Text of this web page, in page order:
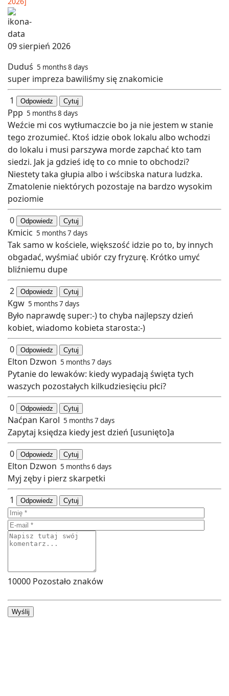
09 sierpień 2026
Duduś 5 months 8 days
super impreza bawiliśmy się znakomicie
1
Odpowiedz Cytuj
Ppp 5 months 8 days
Weźcie mi cos wytłumaczcie bo ja nie jestem w stanie
tego zrozumieć. Ktoś idzie obok lokalu albo wchodzi
do lokalu i musi parszywa morde zapchać kto tam
siedzi. Jak ja gdzieś idę to co mnie to obchodzi?
Niestety taka głupia albo i wścibska natura ludzka.
Zmatolenie niektórych pozostaje na bardzo wysokim
poziomie
0
Odpowiedz Cytuj
Kmicic 5 months 7 days
Tak samo w kościele, większość idzie po to, by innych
obgadać, wyśmiać ubiór czy fryzurę. Krótko umyć
bliźniemu dupe
2
Odpowiedz Cytuj
Kgw 5 months 7 days
Było naprawdę super:-) to chyba najlepszy dzień
kobiet, wiadomo kobieta starosta:-)
0
Odpowiedz Cytuj
Elton Dzwon 5 months 7 days
Pytanie do lewaków: kiedy wypadają święta tych
waszych pozostałych kilkudziesięciu płci?
0
Odpowiedz Cytuj
Naćpan Karol 5 months 7 days
Zapytaj księdza kiedy jest dzień [usunięto]a
0
Odpowiedz Cytuj
Elton Dzwon 5 months 6 days
Myj zęby i pierz skarpetki
1
Odpowiedz Cytuj
10000 Pozostało znaków
Wyślij